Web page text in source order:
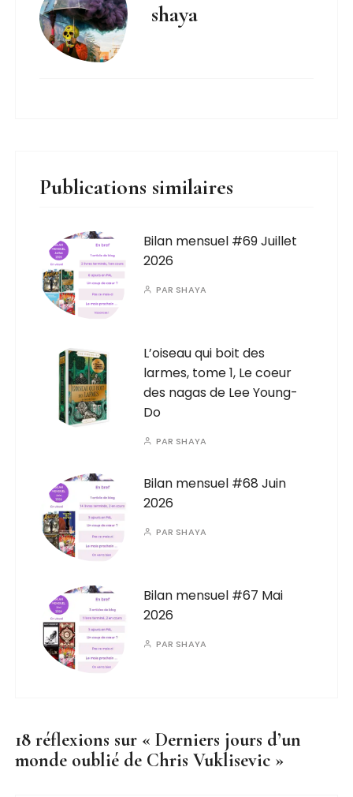
shaya
Publications similaires
Bilan mensuel #69 Juillet
2026
PAR SHAYA
L’oiseau qui boit des
larmes, tome 1, Le coeur
des nagas de Lee Young-
Do
PAR SHAYA
Bilan mensuel #68 Juin
2026
PAR SHAYA
Bilan mensuel #67 Mai
2026
PAR SHAYA
18 réflexions sur «Derniers jours d’un
monde oublié de Chris Vuklisevic »